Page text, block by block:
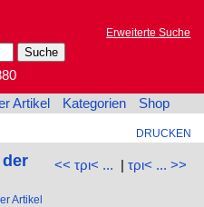
Erweiterte Suche
Artikel Kategorien Shop
DRUCKEN
<< τρι< ... | τρι< ... >>
Artikel